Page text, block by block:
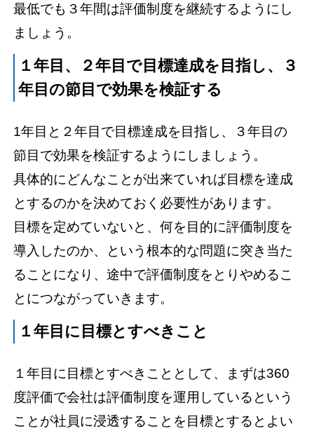
最低でも３年間は評価制度を継続するようにし
ましょう。
１年目、２年目で目標達成を目指し、３
年目の節目で効果を検証する
1年目と２年目で目標達成を目指し、３年目の
節目で効果を検証するようにしましょう。
具体的にどんなことが出来ていれば目標を達成
とするのかを決めておく必要性があります。
目標を定めていないと、何を目的に評価制度を
導入したのか、という根本的な問題に突き当た
ることになり、途中で評価制度をとりやめるこ
とにつながっていきます。
１年目に目標とすべきこと
１年目に目標とすべきこととして、まずは360
度評価で会社は評価制度を運用しているという
ことが社員に浸透することを目標とするとよい